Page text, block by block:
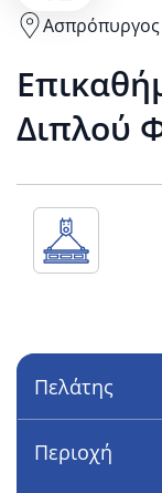
View
/
on
Maps
Ασπρόπυργος
Διπλού
Πελάτης
Περιοχή